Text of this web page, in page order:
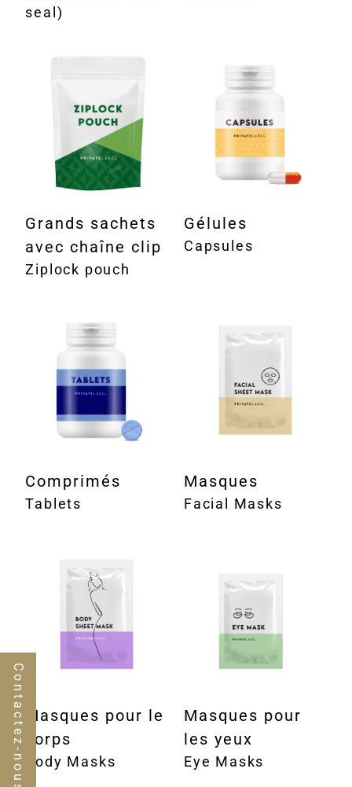
Contactez-nous
seal)
Grands sachets
avec chaîne clip
Ziplock pouch
Gélules
Capsules
Comprimés
Tablets
Masques
Facial Masks
Masques pour le
corps
Body Masks
Masques pour
les yeux
Eye Masks